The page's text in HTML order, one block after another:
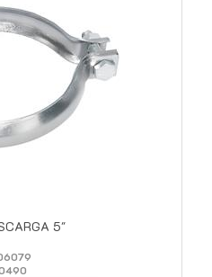
5"